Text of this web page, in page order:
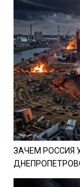
ЗАЧЕМ РОССИЯ